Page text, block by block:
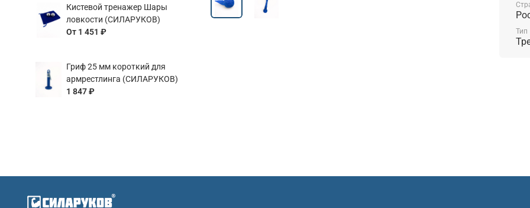
Тип
Кистевой тренажер Шары
ловкости (СИЛАРУКОВ)
От 1 451 ₽
Гриф 25 мм короткий для
армрестлинга (СИЛАРУКОВ)
1 847 ₽